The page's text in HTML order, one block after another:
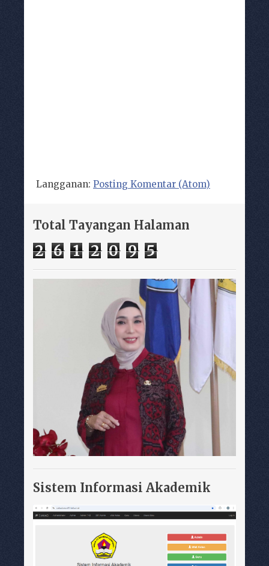
Langganan: Posting Komentar (Atom)
Total Tayangan Halaman
2 6 1 2 0 9 5
Sistem Informasi Akademik